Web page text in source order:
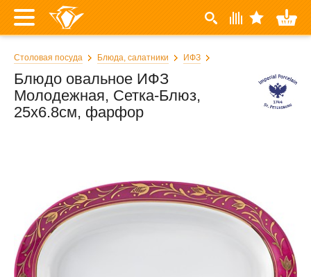
Столовая посуда Блюда, салатники ИФЗ
Блюдо овальное ИФЗ
Молодежная, Сетка-Блюз,
25х6.8см, фарфор